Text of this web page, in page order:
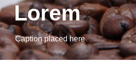
Lorem
Caption placed here